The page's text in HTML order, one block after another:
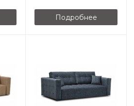
Подробнее